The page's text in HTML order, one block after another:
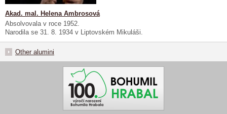
Akad. mal. Helena Ambrosová
Absolvovala v roce 1952.
Narodila se 31. 8. 1934 v Liptovském Mikuláši.
Other alumini